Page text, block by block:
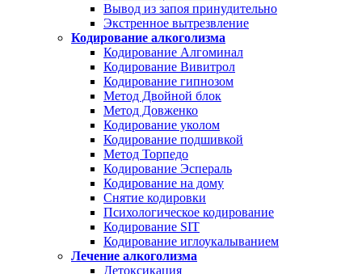
Вывод из запоя принудительно
Экстренное вытрезвление
Кодирование алкоголизма
Кодирование Алгоминал
Кодирование Вивитрол
Кодирование гипнозом
Метод Двойной блок
Метод Довженко
Кодирование уколом
Кодирование подшивкой
Метод Торпедо
Кодирование Эспераль
Кодирование на дому
Снятие кодировки
Психологическое кодирование
Кодирование SIT
Кодирование иглоукалыванием
Лечение алкоголизма
Детоксикация